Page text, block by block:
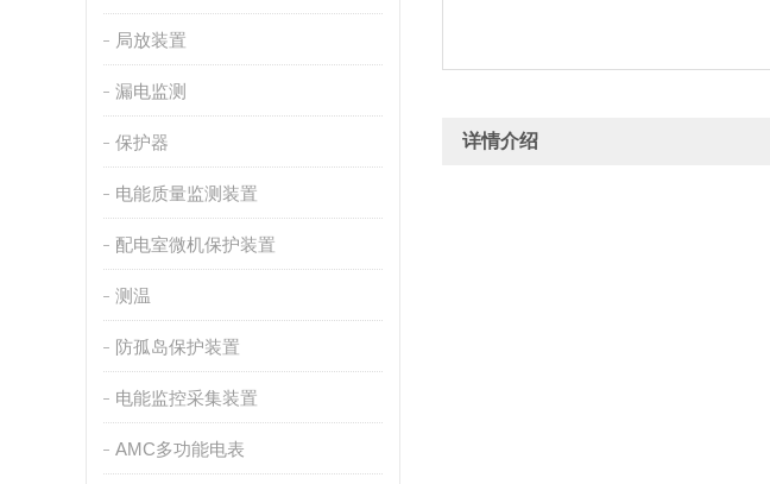
局放装置
漏电监测
保护器
电能质量监测装置
配电室微机保护装置
测温
防孤岛保护装置
电能监控采集装置
AMC多功能电表
详情介绍